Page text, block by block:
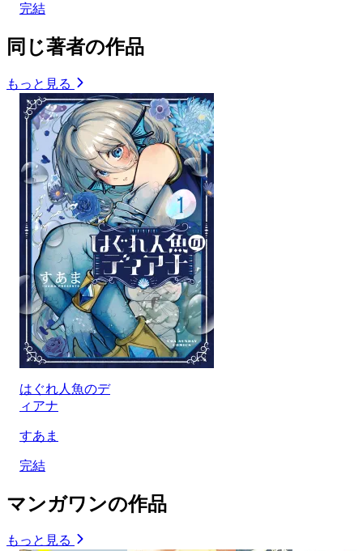
完結
同じ著者の作品
もっと見る
はぐれ人魚のデ
ィアナ
すあま
完結
マンガワンの作品
もっと見る